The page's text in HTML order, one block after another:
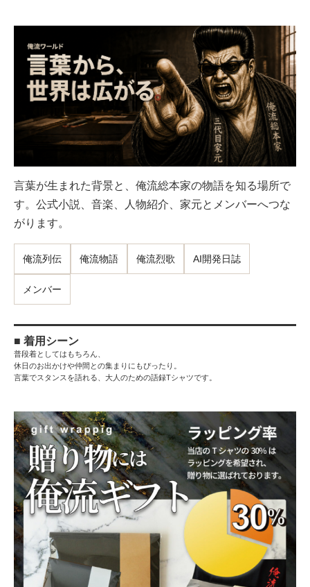
言葉が生まれた背景と、俺流総本家の物語を知る場所で
す。公式小説、音楽、人物紹介、家元とメンバーへつな
がります。
俺流列伝 俺流物語 俺流烈歌 AI開発日誌
メンバー
■ 着用シーン
普段着としてはもちろん、
休日のお出かけや仲間との集まりにもぴったり。
言葉でスタンスを語れる、大人のための語録Tシャツです。